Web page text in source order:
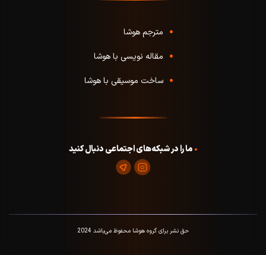
مترجم هوشا
مقاله نویسی با هوشا
ساخت موسیقی با هوشا
ما را در شبکه‌های اجتماعی دنبال کنید
حق نشر برای گروه هوشا محفوظ می‌باشد 2024